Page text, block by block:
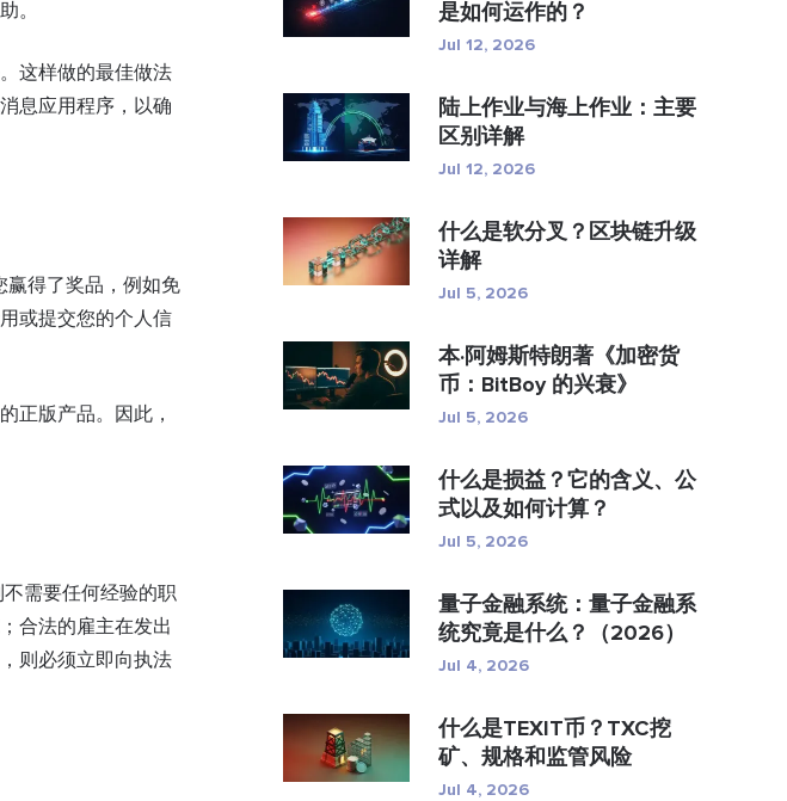
。
这样做的最佳做法
息应用程序，以确
赢得了奖品，例如免
或提交您的个人信
正版产品。因此，
需要任何经验的职
合法的雇主在发出
则必须立即向执法
是如何运作的？
Jul 12, 2026
陆上作业与海上作业：主要
区别详解
Jul 12, 2026
什么是软分叉？区块链升级
详解
Jul 5, 2026
本·阿姆斯特朗著《加密货
币：BitBoy 的兴衰》
Jul 5, 2026
什么是损益？它的含义、公
式以及如何计算？
Jul 5, 2026
量子金融系统：量子金融系
统究竟是什么？（2026）
Jul 4, 2026
什么是TEXIT币？TXC挖
矿、规格和监管风险
Jul 4, 2026